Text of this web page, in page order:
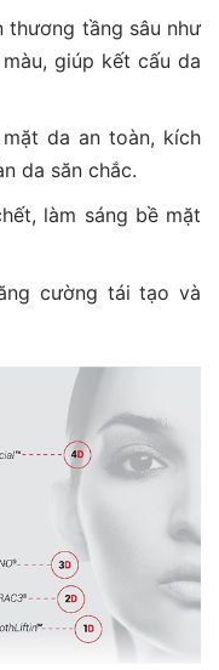
thương tầng sâu như
giúp kết cấu da
da an toàn, kích
da săn chắc.
làm sáng bề mặt
cường tái tạo và